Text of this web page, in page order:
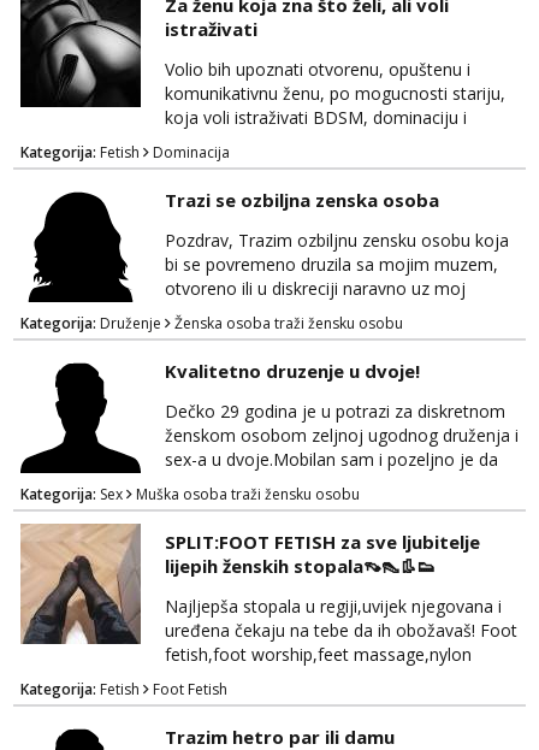
necemu. Ja sam nepusac, cist, uredan i
diskretan. 195 100 44 godine Strogo okolica
Rijeke lp
Za ženu koja zna što želi, ali voli
istraživati
Volio bih upoznati otvorenu, opuštenu i
komunikativnu ženu, po mogucnosti stariju,
koja voli istraživati BDSM, dominaciju i
submisiju, roleplay, fetishe i razne oblike
kreativne erotike, kao i sex opcenito.
Obožavam starije, zrele i samopouzdane
zene. Iskustvo, godine, izgled nisu presudni,
kao niti cinjenica ako trazite nesto izvan braka
koji je upao u monotoniju svakodnevnice.
Ono što mi je važ...
Kategorija: Fetish Dominacija
Trazi se ozbiljna zenska osoba
Pozdrav, Trazim ozbiljnu zensku osobu koja
bi se povremeno druzila sa mojim muzem,
otvoreno ili u diskreciji naravno uz moj
blagoslov i moje znanje. Trazi se prijateljica
koja bi njega zadovoljila ponekad ako se
stvari poklope i ja bi bila prisutna. Ocekujem
te. Hvala
Kategorija: Druženje Ženska osoba traži žensku osobu
Kvalitetno druzenje u dvoje!
Dečko 29 godina je u potrazi za diskretnom
ženskom osobom zeljnoj ugodnog druženja i
sex-a u dvoje.Mobilan sam i pozeljno je da
bude iz Bjelovarske zupanije ili okolice! Ako se
pronalazis u oglasu javi se za brz i diskretan
dogovor na whapp/viber/sms! 099 746 2081
Kategorija: Sex Muška osoba traži žensku osobu
SPLIT:FOOT FETISH za sve ljubitelje
lijepih ženskih stopala👡👠👢👟
Najljepša stopala u regiji,uvijek njegovana i
uređena čekaju na tebe da ih obožavaš! Foot
fetish,foot worship,feet massage,nylon
fetish,trampling... Ponedjeljak-subota:15-
20.30h. Samo za istinske obožavatelje ovog
fetisha,isključivo POZIV. Sex i sl.ISKLJUČENO!
Kategorija: Fetish Foot Fetish
Trazim hetro par ili damu